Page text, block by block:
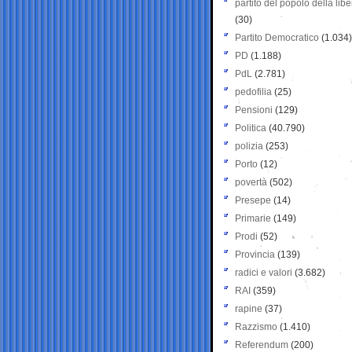
partito del popolo della
(30)
Partito Democratico (1.034)
PD (1.188)
PdL (2.781)
pedofilia (25)
Pensioni (129)
Politica (40.790)
polizia (253)
Porto (12)
povertà (502)
Presepe (14)
Primarie (149)
Prodi (52)
Provincia (139)
radici e valori (3.682)
RAI (359)
rapine (37)
Razzismo (1.410)
Referendum (200)